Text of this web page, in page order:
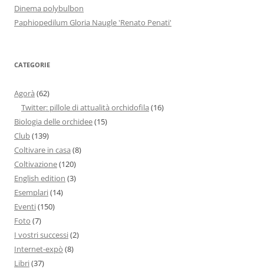
Dinema polybulbon
Paphiopedilum Gloria Naugle 'Renato Penati'
CATEGORIE
Agorà (62)
Twitter: pillole di attualità orchidofila (16)
Biologia delle orchidee(15)
Club(139)
Coltivare in casa (8)
Coltivazione(120)
English edition (3)
Esemplari(14)
Eventi(150)
Foto (7)
I vostri successi(2)
Internet-expò (8)
Libri(37)